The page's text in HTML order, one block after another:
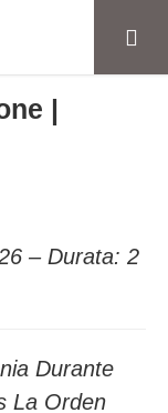
|
– Durata: 2
Durante
La Orden